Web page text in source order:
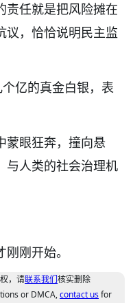
责任就是把风险摊在
议，恰恰说明民主监
亿的真金白银，表
蒙眼狂奔，撞向悬
与人类的社会治理机
刚开始。
，请联系我们核实删除
or DMCA,contact usfor